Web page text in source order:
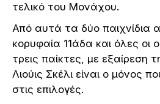
τελικό του Μονάχου.
Από αυτά τα δύο παιχνίδια
κορυφαία 11άδα και όλες οι
τρεις παίκτες, με εξαίρεση
Λιούις Σκέλι είναι ο μόνος
στις επιλογές.